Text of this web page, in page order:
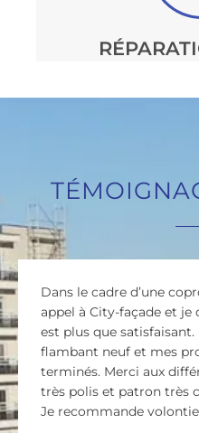
Dans le cadre d’une
appel à City-façade et
est plus que
flambant neuf et mes
terminés. Merci aux
très polis et patron très
Je recommande